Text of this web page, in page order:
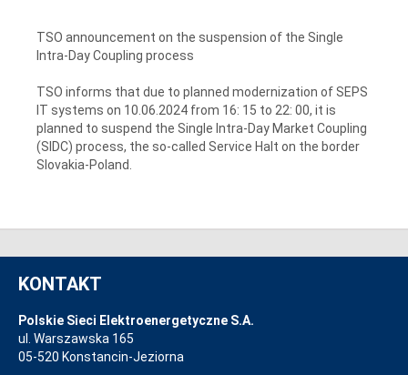
TSO announcement on the suspension of the Single
Intra-Day Coupling process
TSO informs that due to planned modernization of SEPS
IT systems on 10.06.2024 from 16: 15 to 22: 00, it is
planned to suspend the Single Intra-Day Market Coupling
(SIDC) process, the so-called Service Halt on the border
Slovakia-Poland.
KONTAKT
Polskie Sieci Elektroenergetyczne S.A.
ul. Warszawska 165
05-520 Konstancin-Jeziorna